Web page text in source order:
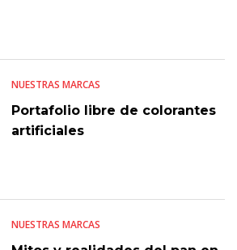
NUESTRAS MARCAS
Portafolio libre de colorantes
artificiales
NUESTRAS MARCAS